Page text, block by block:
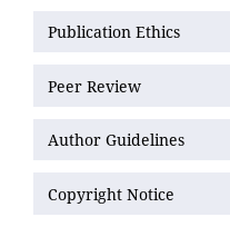
Publication Ethics
Peer Review
Author Guidelines
Copyright Notice